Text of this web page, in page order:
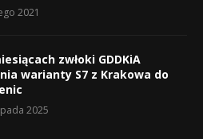
2021
zwłoki GDDKiA
warianty S7 z Krakowa do
2025